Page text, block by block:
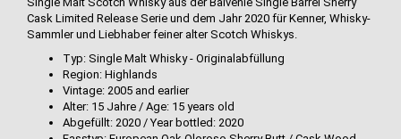
Cask Limited Release Serie und dem Jahr 2020 für Kenner, Whisky-
Sammler und Liebhaber feiner alter Scotch Whiskys.
Typ: Single Malt Whisky - Originalabfüllung
Region: Highlands
Vintage: 2005 and earlier
Alter: 15 Jahre / Age: 15 years old
Abgefüllt: 2020 / Year bottled: 2020